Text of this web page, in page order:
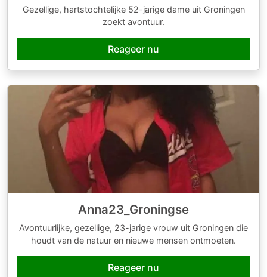
Gezellige, hartstochtelijke 52-jarige dame uit Groningen
zoekt avontuur.
Reageer nu
Anna23_Groningse
Avontuurlijke, gezellige, 23-jarige vrouw uit Groningen die
houdt van de natuur en nieuwe mensen ontmoeten.
Reageer nu